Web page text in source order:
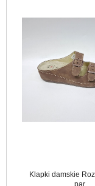
Klapki damskie